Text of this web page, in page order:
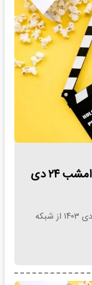
ساعت پخش و تکرار سریال ایسان امشب ۲۴ دی
ساعت پخش و تکرار سریال ایسان امشب ۲۴ دی ۱۴۰۳ از شبکه